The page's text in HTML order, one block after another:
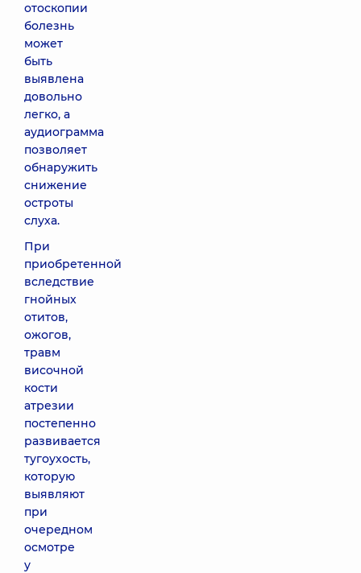
отоскопии
болезнь
может
быть
выявлена
довольно
легко, а
аудиограмма
позволяет
обнаружить
снижение
остроты
слуха.
При
приобретенной
вследствие
гнойных
отитов,
ожогов,
травм
височной
кости
атрезии
постепенно
развивается
тугоухость,
которую
выявляют
при
очередном
осмотре
у